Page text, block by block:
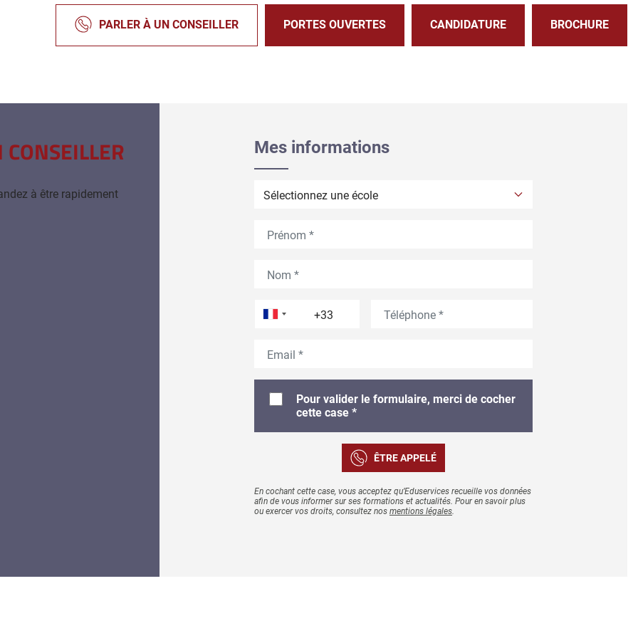
PARLER À UN CONSEILLER PORTES OUVERTES CANDIDATURE BROCHURE
à être rapidement
Mes informations
Téléphone drapeau
Pour valider le formulaire, merci de cocher
cette case *
ÊTRE APPELÉ
En cochant cette case, vous acceptez qu’Eduservices recueille vos données
afin de vous informer sur ses formations et actualités. Pour en savoir plus
ou exercer vos droits, consultez nos mentions légales.